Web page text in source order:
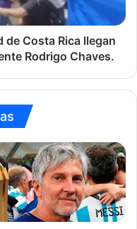
Costa Rica llegan
Rodrigo Chaves.